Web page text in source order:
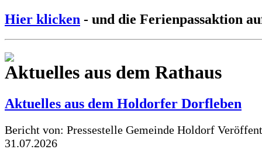
Hier klicken - und die Ferienpassaktion
Aktuelles aus dem Rathaus
Aktuelles aus dem Holdorfer Dorfleben
Bericht von: Pressestelle Gemeinde Holdorf
31.07.2026